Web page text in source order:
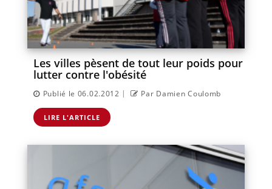
Les villes pèsent de tout leur poids pour
lutter contre l'obésité
Publié le 06.02.2012 | Par Damien Coulomb
LIRE L'ARTICLE